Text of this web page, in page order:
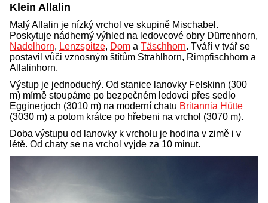
Klein Allalin
Malý Allalin je nízký vrchol ve skupině Mischabel.
Poskytuje nádherný výhled na ledovcové obry Dürrenhorn,
Nadelhorn, Lenzspitze, Dom a Täschhorn. Tváří v tvář se
postavil vůči vznosným štítům Strahlhorn, Rimpfischhorn a
Allalinhorn.
Výstup je jednoduchý. Od stanice lanovky Felskinn (300
m) mírně stoupáme po bezpečném ledovci přes sedlo
Egginerjoch (3010 m) na moderní chatu Britannia Hütte
(3030 m) a potom krátce po hřebeni na vrchol (3070 m).
Doba výstupu od lanovky k vrcholu je hodina v zimě i v
létě. Od chaty se na vrchol vyjde za 10 minut.